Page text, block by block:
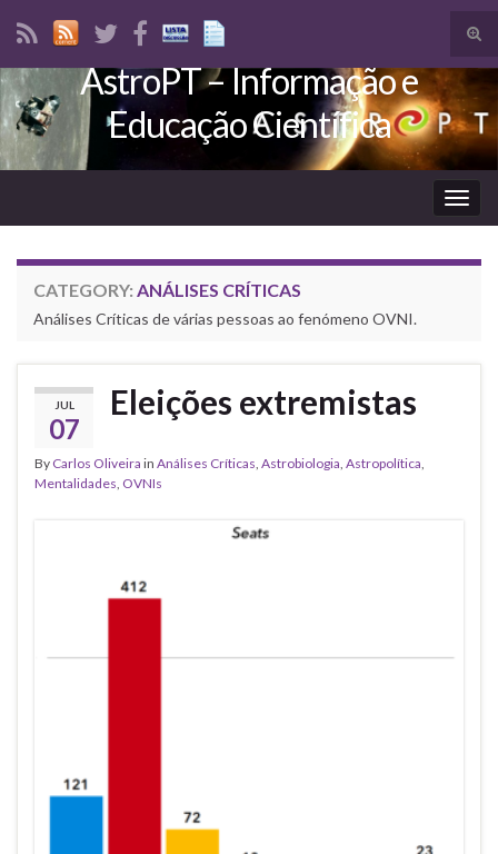
Search for:
AstroPT – Informação e
Educação Científica
CATEGORY: ANÁLISES CRÍTICAS
Análises Críticas de várias pessoas ao fenómeno OVNI.
JUL
07
Eleições extremistas
By Carlos Oliveira in Análises Críticas, Astrobiologia, Astropolítica,
Mentalidades, OVNIs